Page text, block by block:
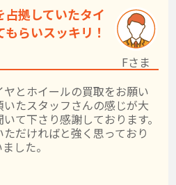
占拠していたタイ
らいスッキリ！
とホイールの買取をお願い
たスタッフさんの感じが大
て下さり感謝しております。
だければと強く思っており
した。
Fさま